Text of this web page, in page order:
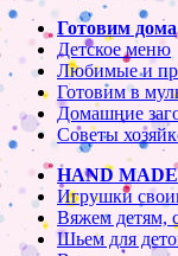
Готовим дома
Детское меню
Любимые и
Готовим в
Домашние
Советы
HAND MADE
Игрушки
Вяжем детям,
Шьем для